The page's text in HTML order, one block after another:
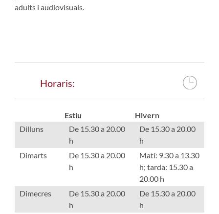
adults i audiovisuals.
Horaris:
Estiu
Hivern
Dilluns
De 15.30 a 20.00
h
De 15.30 a 20.00
h
Dimarts
De 15.30 a 20.00
h
Matí: 9.30 a 13.30
h; tarda: 15.30 a
20.00 h
Dimecres
De 15.30 a 20.00
h
De 15.30 a 20.00
h